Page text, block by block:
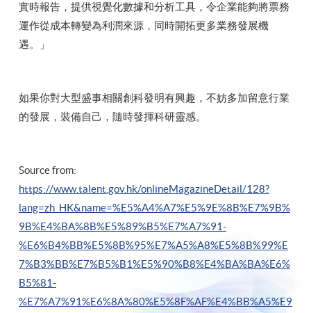
實時報告，提供視覺化數據和分析工具，令企業能夠將票務
運作從成本轉變為利潤來源，同時開拓更多業務發展機
遇。」
如果你對大型盛事相關創科發明有興趣，不妨多加留意行業
的發展，裝備自己，隨時發揮科研靈感。
Source from:
https://www.talent.gov.hk/onlineMagazineDetail/128?
lang=zh_HK&name=%E5%A4%A7%E5%9E%8B%E7%9B%
9B%E4%BA%8B%E5%89%B5%E7%A7%91-
%E6%B4%BB%E5%8B%95%E7%A5%A8%E5%8B%99%E
7%B3%BB%E7%B5%B1%E5%90%B8%E4%BA%BA%E6%
B5%81-
%E7%A7%91%E6%8A%80%E5%8F%AF%E4%BB%A5%E9